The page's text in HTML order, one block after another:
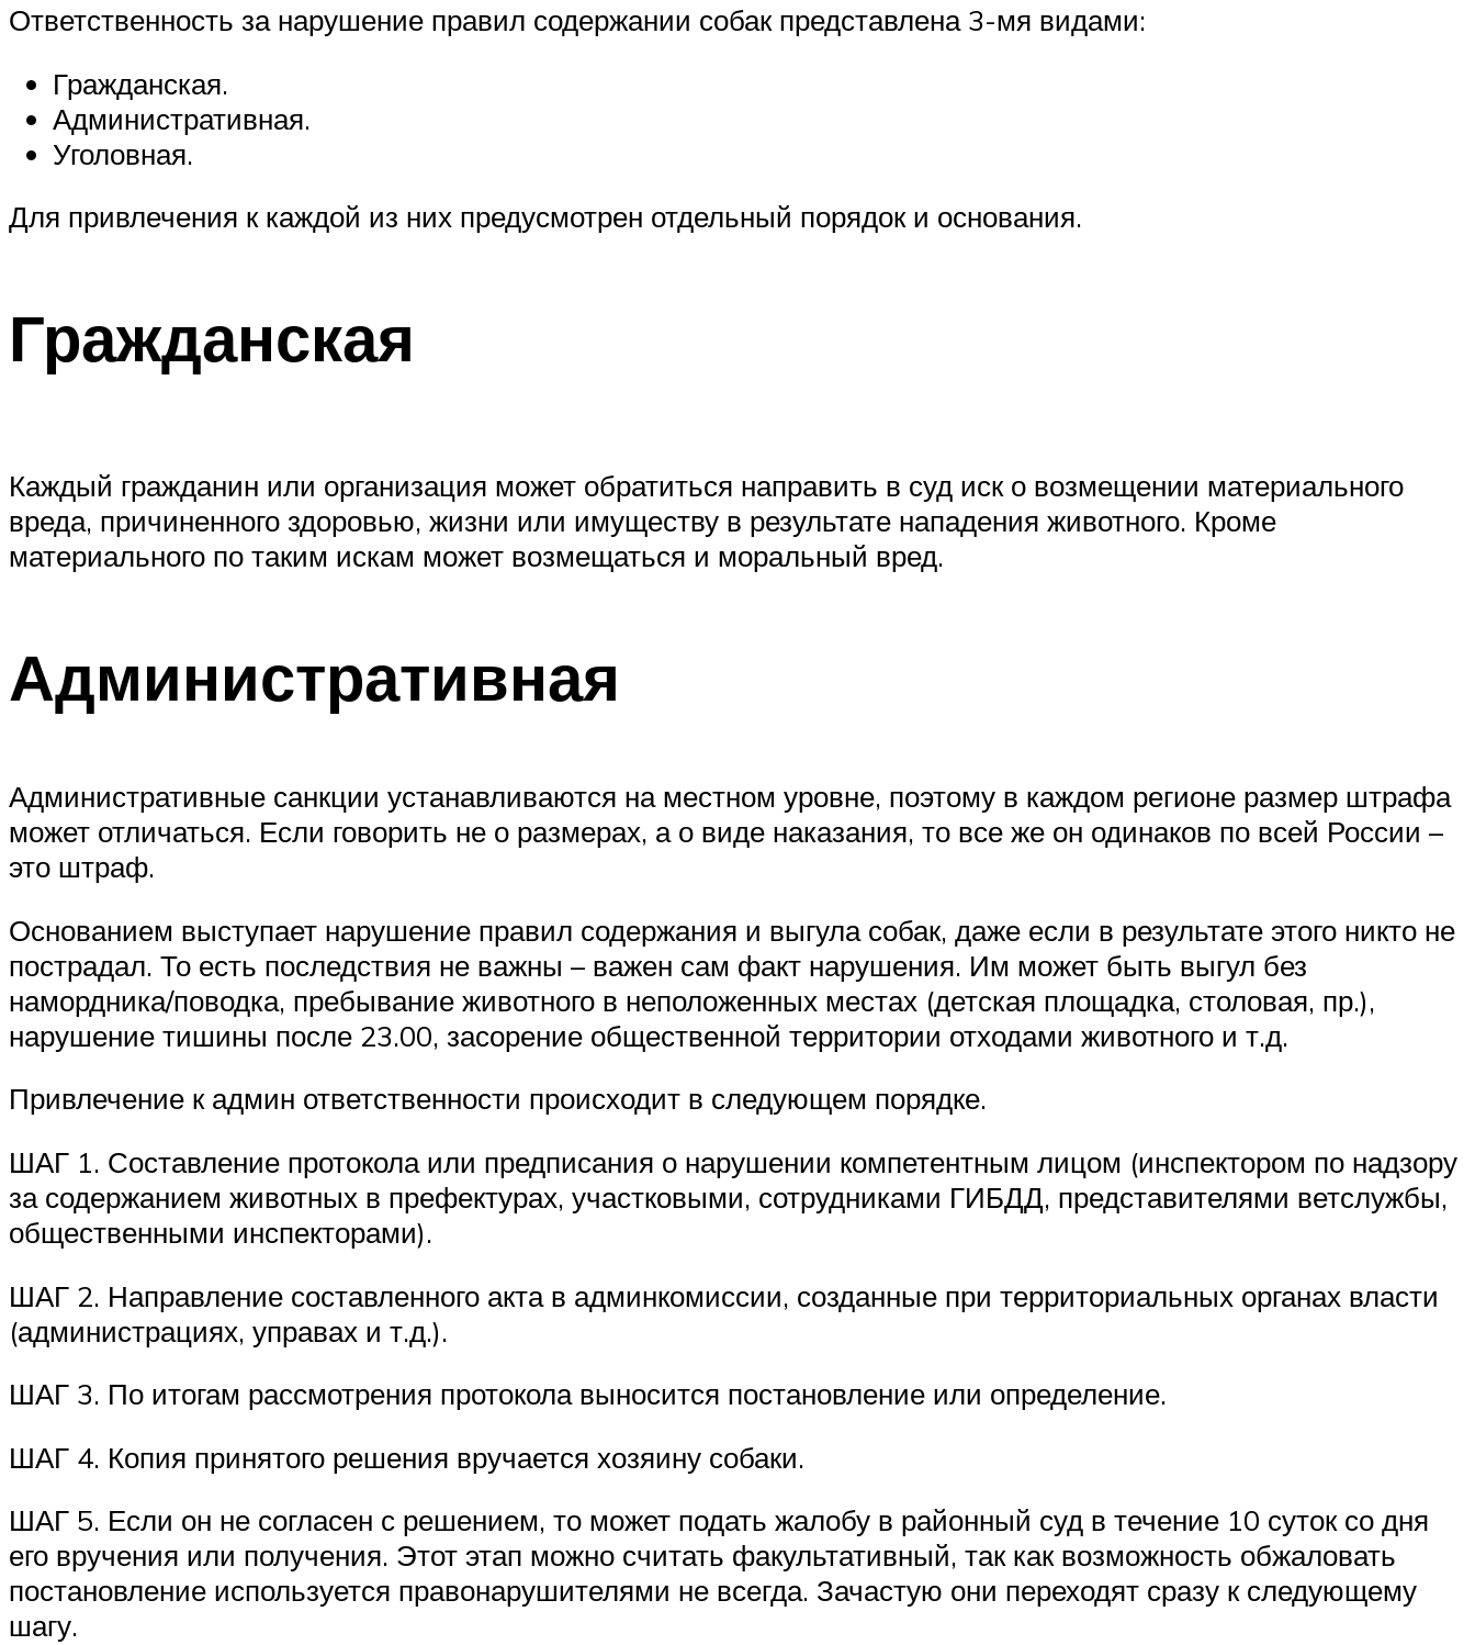
Ответственность за нарушение правил содержании собак представлена 3-мя видами:
Гражданская.
Административная.
Уголовная.
Для привлечения к каждой из них предусмотрен отдельный порядок и основания.
Гражданская
Каждый гражданин или организация может обратиться направить в суд иск о возмещении материального
вреда, причиненного здоровью, жизни или имуществу в результате нападения животного. Кроме
материального по таким искам может возмещаться и моральный вред.
Административная
Административные санкции устанавливаются на местном уровне, поэтому в каждом регионе размер штрафа
может отличаться. Если говорить не о размерах, а о виде наказания, то все же он одинаков по всей России –
это штраф.
Основанием выступает нарушение правил содержания и выгула собак, даже если в результате этого никто не
пострадал. То есть последствия не важны – важен сам факт нарушения. Им может быть выгул без
намордника/поводка, пребывание животного в неположенных местах (детская площадка, столовая, пр.),
нарушение тишины после 23.00, засорение общественной территории отходами животного и т.д.
Привлечение к админ ответственности происходит в следующем порядке.
ШАГ 1. Составление протокола или предписания о нарушении компетентным лицом (инспектором по надзору
за содержанием животных в префектурах, участковыми, сотрудниками ГИБДД, представителями ветслужбы,
общественными инспекторами).
ШАГ 2. Направление составленного акта в админкомиссии, созданные при территориальных органах власти
(администрациях, управах и т.д.).
ШАГ 3. По итогам рассмотрения протокола выносится постановление или определение.
ШАГ 4. Копия принятого решения вручается хозяину собаки.
ШАГ 5. Если он не согласен с решением, то может подать жалобу в районный суд в течение 10 суток со дня
его вручения или получения. Этот этап можно считать факультативный, так как возможность обжаловать
постановление используется правонарушителями не всегда. Зачастую они переходят сразу к следующему
шагу.